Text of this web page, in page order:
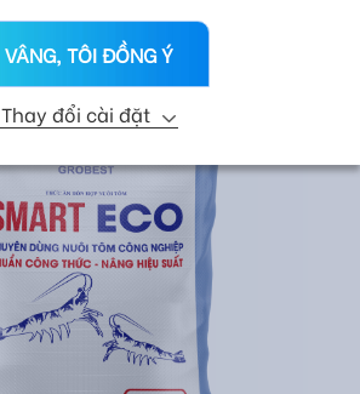
VÂNG, TÔI ĐỒNG Ý
Thay đổi cài đặt